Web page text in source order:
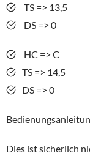
TS => 13,5
DS => 0
HC => C
TS => 14,5
DS => 0
Dies ist sicherlich